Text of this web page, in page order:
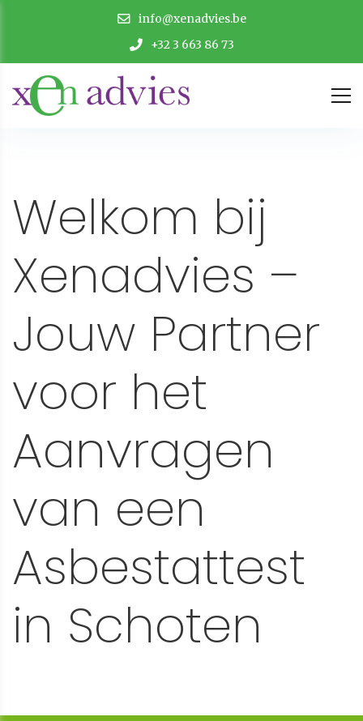
info@xenadvies.be
+32 3 663 86 73
Welkom bij
Xenadvies –
Jouw Partner
voor het
Aanvragen
van een
Asbestattest
in Schoten